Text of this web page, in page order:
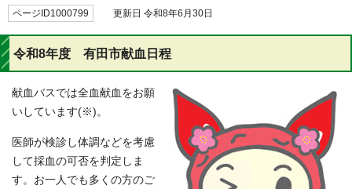
ページID1000799 更新日 令和8年6月30日
令和8年度 有田市献血日程
献血バスでは全血献血をお願
いしています(※)。
医師が検診し体調などを考慮
して採血の可否を判定しま
す。お一人でも多くの方のご